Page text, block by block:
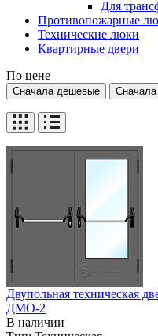
Для
Противопожарные
Технические люки
Квартирные двери
По цене
Сначала дешевые Сначала
Двупольная техническая
ДМО-2
В наличии